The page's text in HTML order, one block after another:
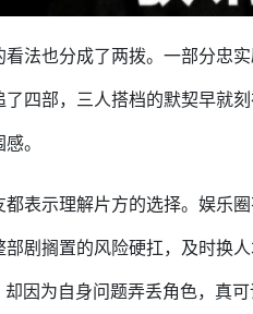
看法也分成了两拨。一部分忠
了四部，三人搭档的默契早就
。
都表示理解片方的选择。娱乐
部剧搁置的风险硬扛，及时换
却因为自身问题弄丢角色，真